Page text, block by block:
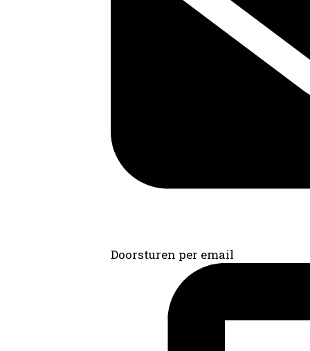
Doorsturen per email